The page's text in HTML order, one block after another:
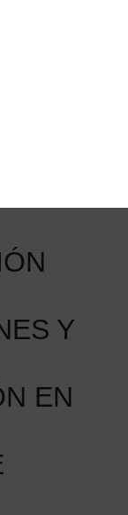
Y
EN